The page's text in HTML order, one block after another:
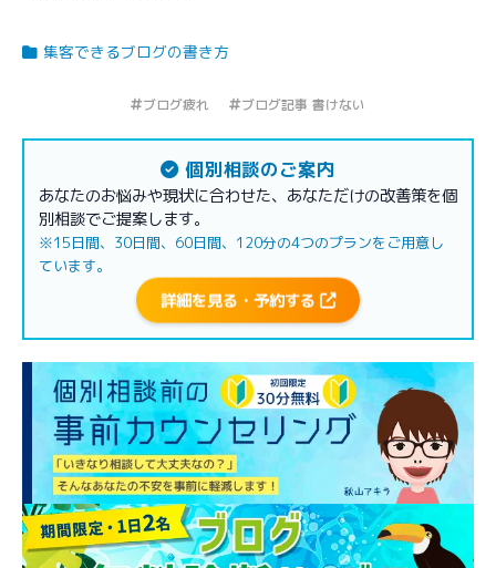
集客できるブログの書き方
ブログ疲れ ブログ記事 書けない
個別相談のご案内
あなたのお悩みや現状に合わせた、あなただけの改善策を個
別相談でご提案します。
※15日間、30日間、60日間、120分の4つのプランをご用意し
ています。
詳細を見る・予約する